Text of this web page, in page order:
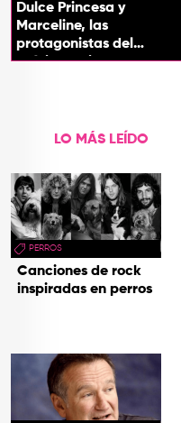
Dulce Princesa y
Marceline, las
protagonistas del
próximo spin-off de
LO MÁS LEÍDO
PERROS
Canciones de rock
inspiradas en perros